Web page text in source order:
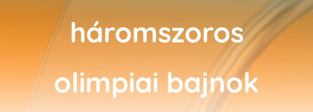
3D Múzeum
Események
Kapcsolat
háromszoros
olimpiai bajnok